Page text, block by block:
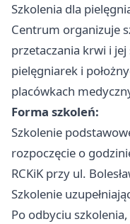
Szkolenia dla
Centrum organizuje
przetaczania krwi i
pielęgniarek i
placówkach
Forma szkoleń:
Szkolenie
rozpoczęcie o
RCKiK przy ul.
Szkolenie
Po odbyciu